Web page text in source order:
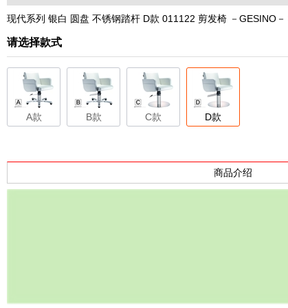
现代系列 银白 圆盘 不锈钢踏杆 D款 011122 剪发椅 －GESINO－
请选择款式
A款 B款 C款 D款
商品介绍